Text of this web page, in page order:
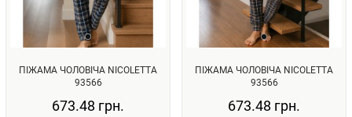
ПІЖАМА ЧОЛОВІЧА NICOLETTA
93566
673.48 грн.
ПІЖАМА ЧОЛОВІЧА NICOLETTA
93566
673.48 грн.